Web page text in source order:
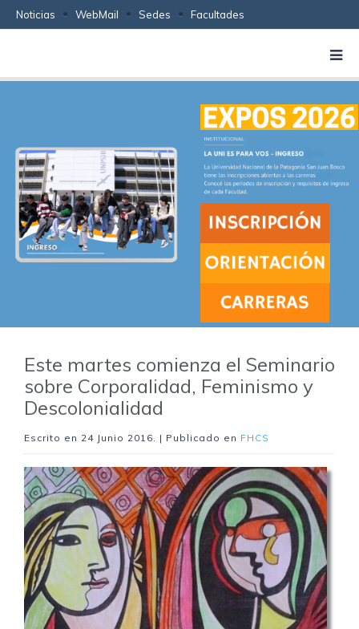
Noticias WebMail Sedes Facultades
Este martes comienza el Seminario
sobre Corporalidad, Feminismo y
Descolonialidad
Escrito en 24 Junio 2016. | Publicado en FHCS